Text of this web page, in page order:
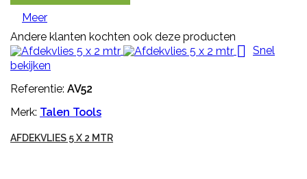
Meer
Andere klanten kochten ook deze producten
 Snel
bekijken
Referentie: AV52
Merk: Talen Tools
AFDEKVLIES 5 X 2 MTR